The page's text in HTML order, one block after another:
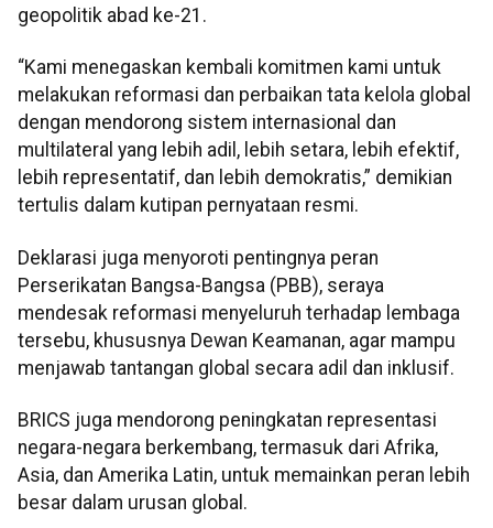
geopolitik abad ke-21.
“Kami menegaskan kembali komitmen kami untuk
melakukan reformasi dan perbaikan tata kelola global
dengan mendorong sistem internasional dan
multilateral yang lebih adil, lebih setara, lebih efektif,
lebih representatif, dan lebih demokratis,” demikian
tertulis dalam kutipan pernyataan resmi.
Deklarasi juga menyoroti pentingnya peran
Perserikatan Bangsa-Bangsa (PBB), seraya
mendesak reformasi menyeluruh terhadap lembaga
tersebu, khususnya Dewan Keamanan, agar mampu
menjawab tantangan global secara adil dan inklusif.
BRICS juga mendorong peningkatan representasi
negara-negara berkembang, termasuk dari Afrika,
Asia, dan Amerika Latin, untuk memainkan peran lebih
besar dalam urusan global.